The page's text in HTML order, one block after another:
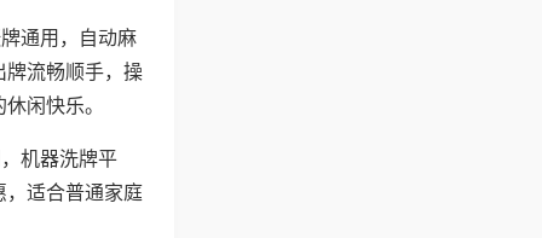
通用，自动麻
牌流畅顺手，操
闲快乐。
机器洗牌平
，适合普通家庭